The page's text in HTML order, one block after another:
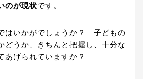
のが現状です。
はいかがでしょうか？ 子どもの
どうか、きちんと把握し、十分な
あげられていますか？